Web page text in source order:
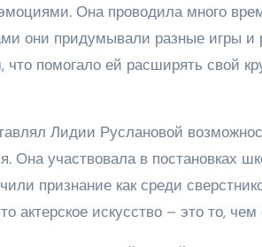
Она проводила много
они придумывали разные игры и
помогало ей расширять свой
Лидии Руслановой
Она участвовала в постановках
признание как среди
актерское искусство – это то,